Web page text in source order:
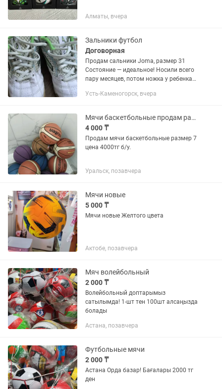
Алматы, вчера
Зальники футбол
Договорная
Продам сальники Joma, размер 31
Состояние — идеальное! Носили всего
пару месяцев, потом ножка у ребенка
сальники Joma Подошва из прочной,
Усть-Каменогорск, вчера
Мячи баскетбольные продам размер 7 б/у
4 000 ₸
Продам мячи баскетбольные размер 7
цена 4000тг б/у.
Уральск, позавчера
Мячи новые
5 000 ₸
Мячи новые Желтого цвета
Актобе, позавчера
Мяч волейбольный
2 000 ₸
Волейбольный доптарымыз
сатылымда! 1-шт тен 100шт алсаңызда
болады
Астана, позавчера
Футбольные мячи
2 000 ₸
Астана Орда базар! Бағалары 2000 тг
ден